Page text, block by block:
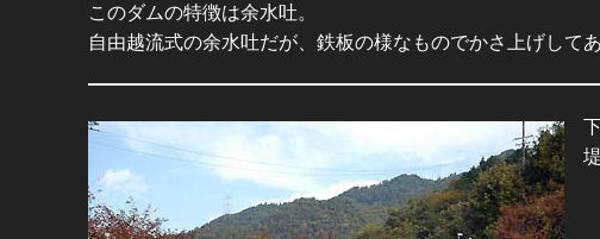
このダムの特徴は余水吐。
自由越流式の余水吐だが、鉄板の様なものでかさ上げして